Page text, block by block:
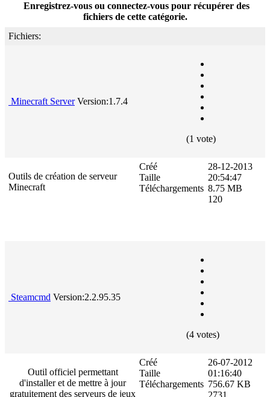
Enregistrez-vous ou connectez-vous pour récupérer des
fichiers de cette catégorie.
Fichiers:
Minecraft ServerVersion:1.7.4
(1 vote)
Outils de création de serveur
Minecraft
Créé
Taille
Téléchargements
28-12-2013
20:54:47
8.75 MB
120
Steamcmd Version:2.2.95.35
(4 votes)
Outil officiel permettant
d'installer et de mettre à jour
gratuitement des serveurs de jeux
Créé
Taille
Téléchargements
26-07-2012
01:16:40
756.67 KB